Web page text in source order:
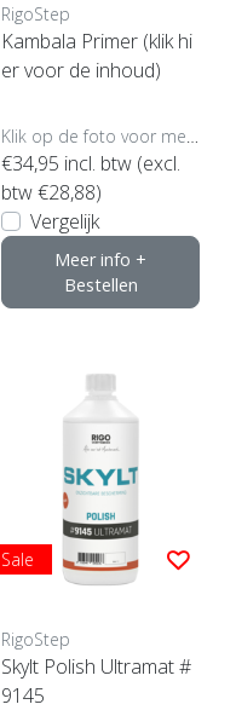
RigoStep
Kambala Primer (klik hi
er voor de inhoud)
€34,95 incl. btw (excl.
btw €28,88)
Vergelijk
Meer info +
Bestellen
Sale
RigoStep
Skylt Polish Ultramat #
9145